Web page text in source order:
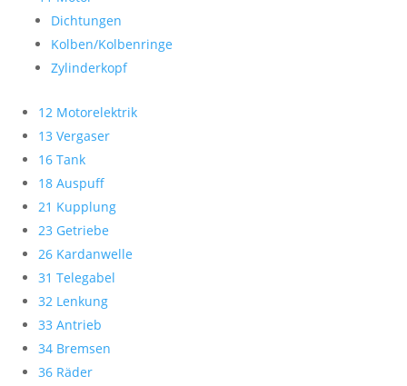
Dichtungen
Kolben/Kolbenringe
Zylinderkopf
12 Motorelektrik
13 Vergaser
16 Tank
18 Auspuff
21 Kupplung
23 Getriebe
26 Kardanwelle
31 Telegabel
32 Lenkung
33 Antrieb
34 Bremsen
36 Räder